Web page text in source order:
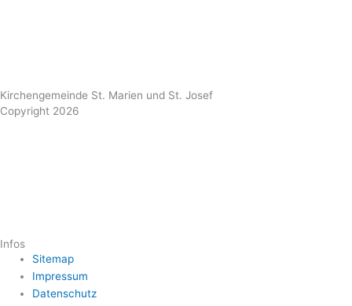
Kirchengemeinde St. Marien und St. Josef
Copyright 2026
Infos
Sitemap
Impressum
Datenschutz